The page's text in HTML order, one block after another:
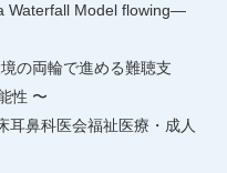
Model flowing—
で進める難聴支
性 〜
会福祉医療・成人